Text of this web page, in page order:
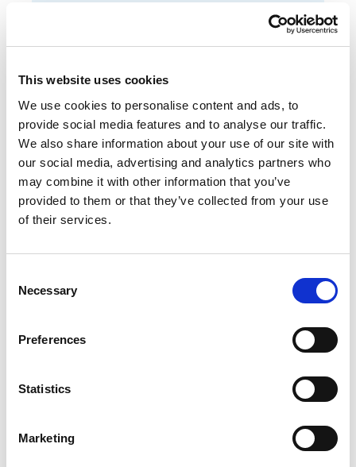
This website uses cookies
We use cookies to personalise content and ads, to
provide social media features and to analyse our traffic.
We also share information about your use of our site with
our social media, advertising and analytics partners who
may combine it with other information that you’ve
provided to them or that they’ve collected from your use
of their services.
Selection
Necessary
Preferences
Statistics
Marketing
Docentenhandleiding
Bekijk de docentenhandleiding
In deze les leer je hoe je goed oplet in de les.
Dat is handig, want als je goed oplet, onthoud je
meer. En dan hoef je thuis minder te leren!
Inloggen